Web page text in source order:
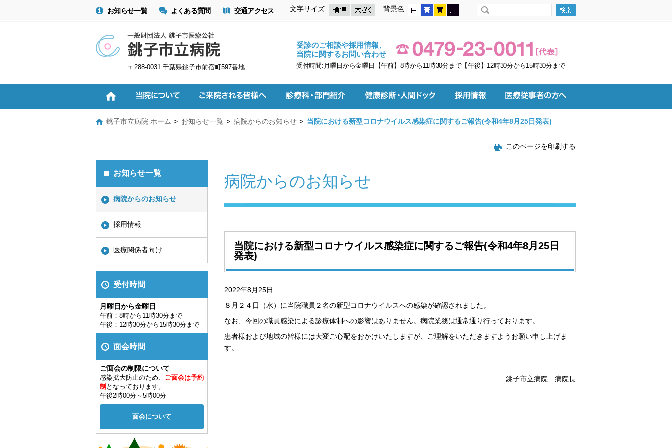
お知らせ一覧 よくある質問 交通アクセス 文字サイズ 背景色
〒288-0031 千葉県銚子市前宿町597番地
受診のご相談や採用情報、
当院に関するお問い合わせ
受付時間:月曜日から金曜日【午前】8時から11時30分まで【午後】12時30分から15時30分まで
銚子市立病院 ホーム お知らせ一覧 病院からのお知らせ 当院における新型コロナウイルス感染症に関するご報告(令和4年8月25日発表)
このページを印刷する
病院からのお知らせ
当院における新型コロナウイルス感染症に関するご報告(令和4年8月25日
発表)
2022年8月25日
８月２４日（水）に当院職員２名の新型コロナウイルスへの感染が確認されました。
なお、今回の職員感染による診療体制への影響はありません。病院業務は通常通り行っております。
患者様および地域の皆様には大変ご心配をおかけいたしますが、ご理解をいただきますようお願い申し上げま
す。
銚子市立病院 病院長
お知らせ一覧
病院からのお知らせ
採用情報
医療関係者向け
受付時間
月曜日から金曜日
午前：8時から11時30分まで
午後：12時30分から15時30分まで
面会時間
ご面会の制限について
感染拡大防止のため、 ご面会は予約
制 となっております。
午後2時00分～5時00分
面会について